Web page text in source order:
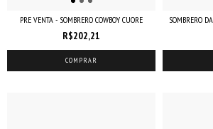
PRE VENTA - SOMBRERO COWBOY CUORE
R$202,21
COMPRAR
SOMBRERO